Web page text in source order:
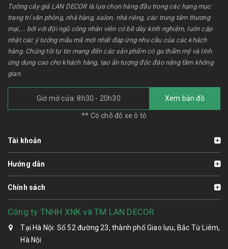
Tường cây giả LAN DECOR là lựa chọn hàng đầu trong các hạng mục
trang trí văn phòng, nhà hàng, salon, nhà riêng, các trung tâm thương
mại,... bởi với đội ngũ công nhân viên có bề dày kinh nghiệm, luôn cập
nhật các ý tưởng mẫu mã mới nhất đáp ứng nhu cầu của các khách
hàng. Chúng tôi tự tin mang đến các sản phẩm có gu thẩm mỹ và tính
ứng dụng cao cho khách hàng, tạo ấn tượng độc đáo nâng tầm không
gian.
Giờ mở cửa: 8h30 - 20h30 Xem bản đồ
** Có chỗ đỗ xe ô tô
Tài khoản
Hướng dẫn
Chính sách
Công ty TNHH XNK và TM LAN DECOR
Tại Hà Nội: Số 52 đường 23, thành phố Giao lưu, Bắc Từ Liêm,
Hà Nội